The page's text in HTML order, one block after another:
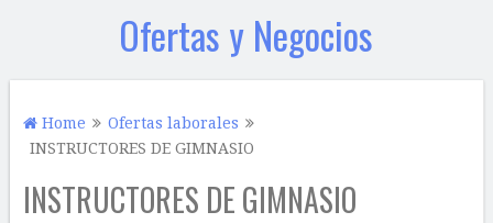
Ofertas y Negocios
Home
Ofertas laborales
INSTRUCTORES DE GIMNASIO
INSTRUCTORES DE GIMNASIO